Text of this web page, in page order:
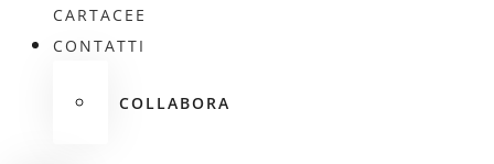
CARTACEE
CONTATTI
COLLABORA